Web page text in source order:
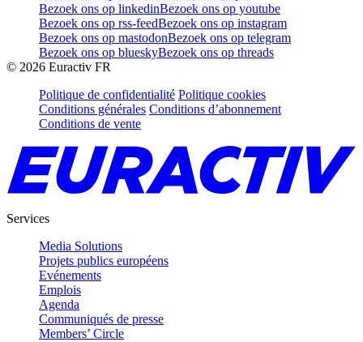
Bezoek ons op linkedinBezoek ons op youtube
Bezoek ons op rss-feedBezoek ons op instagram
Bezoek ons op mastodonBezoek ons op telegram
Bezoek ons op blueskyBezoek ons op threads
© 2026 Euractiv FR
Politique de confidentialité Politique cookies
Conditions générales Conditions d’abonnement
Conditions de vente
Services
Media Solutions
Projets publics européens
Evénements
Emplois
Agenda
Communiqués de presse
Members’ Circle